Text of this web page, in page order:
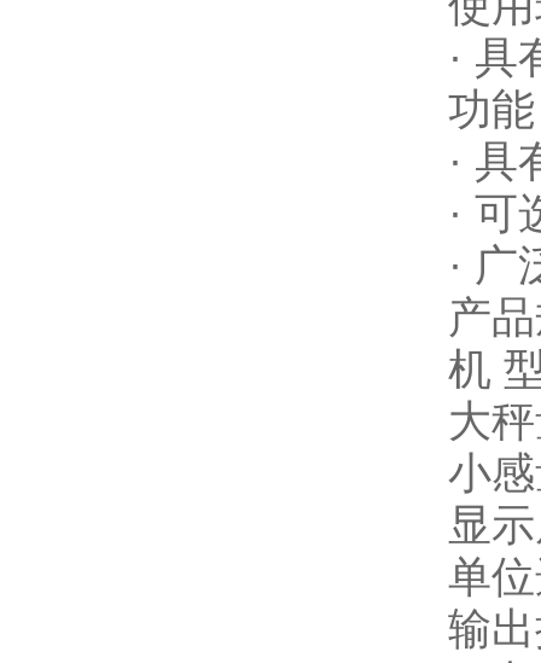
·
功能
·
·
·
产
机
大
小
显
单
输